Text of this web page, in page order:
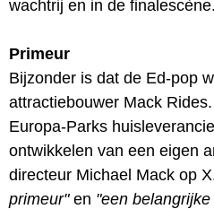
wachtrij en in de finalescène.
Primeur
Bijzonder is dat de Ed-pop
attractiebouwer Mack
Europa-Parks
ontwikkelen van een eigen
directeur Michael Mack op
primeur"en "een